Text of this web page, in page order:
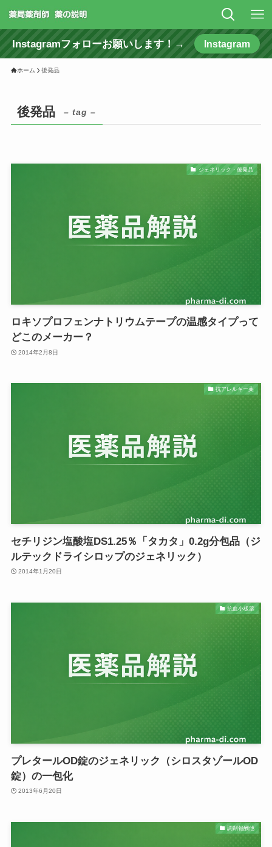
Instagramフォローお願いします！→ Instagram
ホーム 後発品
後発品 – tag –
ジェネリック・後発品
ロキソプロフェンナトリウムテープの温感タイプって
どこのメーカー？
2014年2月8日
抗アレルギー薬
セチリジン塩酸塩DS1.25％「タカタ」0.2g分包品（ジ
ルテックドライシロップのジェネリック）
2014年1月20日
抗血小板薬
プレタールOD錠のジェネリック（シロスタゾールOD
錠）の一包化
2013年6月20日
調剤報酬他